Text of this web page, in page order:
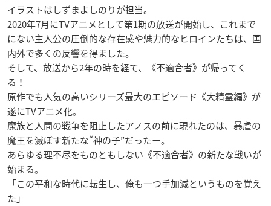
イラストはしずまよしのりが担当。
2020年7月にTVアニメとして第1期の放送が開始し、これまで
にない主人公の圧倒的な存在感や魅力的なヒロインたちは、国
内外で多くの反響を得ました。
そして、放送から2年の時を経て、《不適合者》が帰ってく
る！
原作でも人気の高いシリーズ最大のエピソード《大精霊編》が
遂にTVアニメ化。
魔族と人間の戦争を阻止したアノスの前に現れたのは、暴虐の
魔王を滅ぼす新たな“神の子”だったー。
あらゆる理不尽をものともしない《不適合者》の新たな戦いが
始まる。
「この平和な時代に転生し、俺も一つ手加減というものを覚え
た」